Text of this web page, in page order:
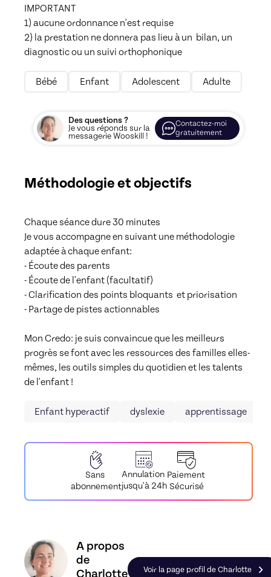
IMPORTANT
1) aucune ordonnance n'est requise
2) la prestation ne donnera pas lieu à un  bilan, un
diagnostic ou un suivi orthophonique
Bébé Enfant Adolescent Adulte
Des questions ?
Je vous réponds sur la
messagerie Wooskill !
Contactez-moi
gratuitement
Méthodologie et objectifs
Chaque séance dure 30 minutes
Je vous accompagne en suivant une méthodologie
adaptée à chaque enfant:
- Écoute des parents
- Écoute de l'enfant (facultatif)
- Clarification des points bloquants  et priorisation
- Partage de pistes actionnables
Mon Credo: je suis convaincue que les meilleurs
progrès se font avec les ressources des familles elles-
mêmes, les outils simples du quotidien et les talents
de l'enfant !
Enfant hyperactif dyslexie apprentissage
Sans
abonnement
Annulation
jusqu'à 24h
Paiement
Sécurisé
Découvrez le profil de Charlotte, Skiller en
A propos
de
Charlotte
Voir la page profil de Charlotte